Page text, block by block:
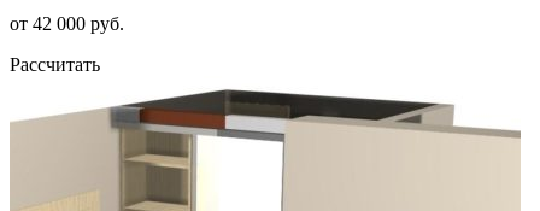
от 42 000 руб.
Рассчитать